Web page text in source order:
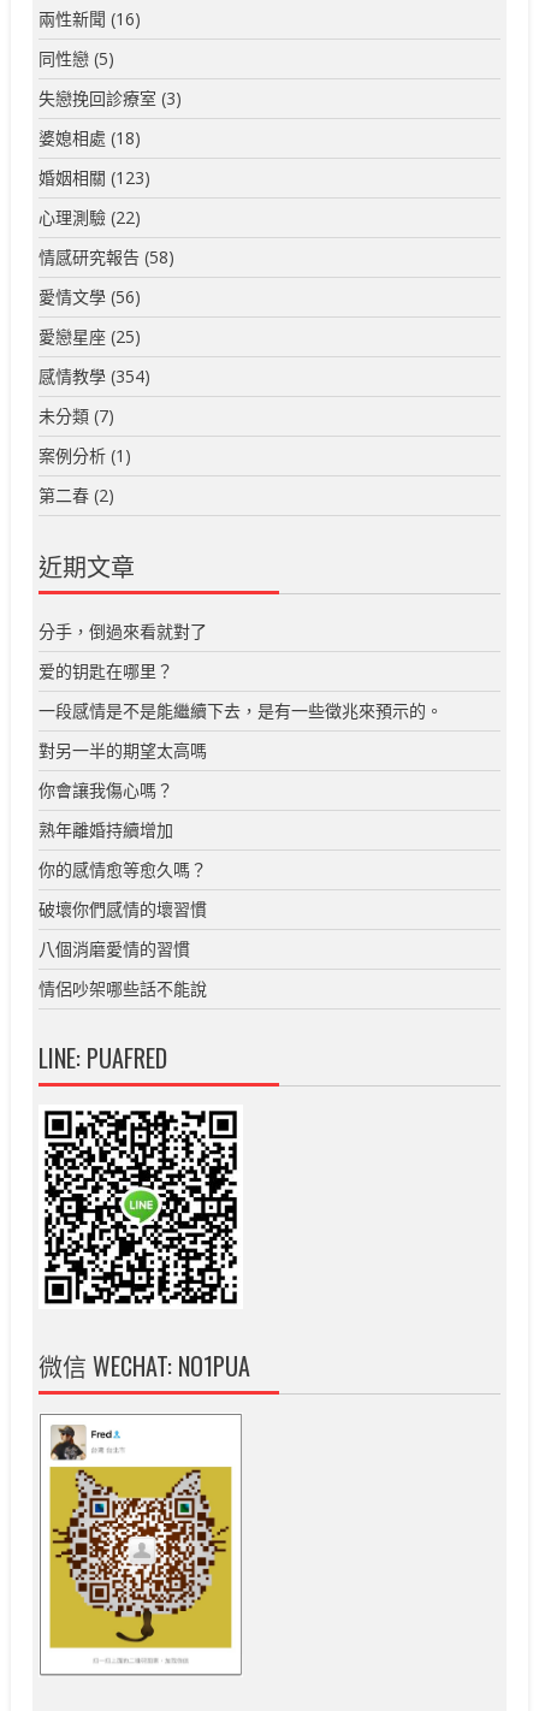
兩性新聞 (16)
同性戀 (5)
失戀挽回診療室 (3)
婆媳相處 (18)
婚姻相關 (123)
心理測驗 (22)
情感研究報告 (58)
愛情文學 (56)
愛戀星座 (25)
感情教學 (354)
未分類 (7)
案例分析 (1)
第二春 (2)
近期文章
分手，倒過來看就對了
爱的钥匙在哪里？
一段感情是不是能繼續下去，是有一些徵兆來預示的。
對另一半的期望太高嗎
你會讓我傷心嗎？
熟年離婚持續增加
你的感情愈等愈久嗎？
破壞你們感情的壞習慣
八個消磨愛情的習慣
情侶吵架哪些話不能說
LINE: PUAFRED
微信 WECHAT: NO1PUA